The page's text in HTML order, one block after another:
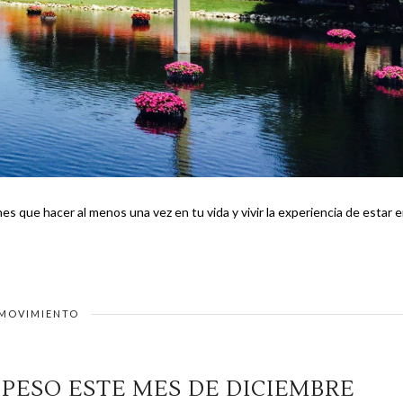
que hacer al menos una vez en tu vida y vivir la experiencia de estar
ESTE MES DE DICIEMBRE